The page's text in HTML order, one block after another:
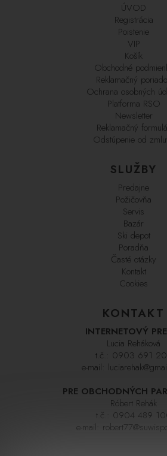
ÚVOD
Registrácia
Poistenie
VIP
Košík
Obchodné
Reklamačný
Ochrana osobných
Platforma RSO
Newsletter
Reklamačný
Odstúpenie od
SLUŽBY
Predajne
Požičovňa
Servis
Bazár
Ski depot
Poradňa
Časté otázky
Kontakt
Cookies
KONTAKT
INTERNETOVÝ
Lucia Reháková
t.č.: 0903 691
e-mail:
PRE OBCHODNÝCH
Róbert Rehák
t.č.: 0904 489
e-mail: